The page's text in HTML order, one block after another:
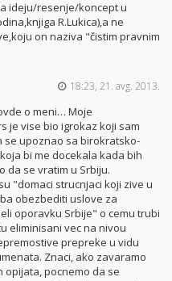
ideju/resenje/koncept u
R.Lukica),a ne
on naziva "čistim pravnim
18:23, 21. avg. 2013.
o meni… Moje
je vise bio igrokaz koji sam
se upoznao sa birokratsko-
bi me docekala kada bih
da se vratim u Srbiju.
"domaci strucnjaci koji zive u
obezbediti uslove za
oporavku Srbije" o cemu trubi
eliminisani vec na nivou
prepreke u vidu
Znaci, ako zavaramo
opijata, pocnemo da se